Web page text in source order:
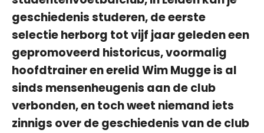
geschiedenis studeren, de eerste
selectie herborg tot vijf jaar geleden een
gepromoveerd historicus, voormalig
hoofdtrainer en erelid Wim Mugge is al
sinds mensenheugenis aan de club
verbonden, en toch weet niemand iets
zinnigs over de geschiedenis van de club